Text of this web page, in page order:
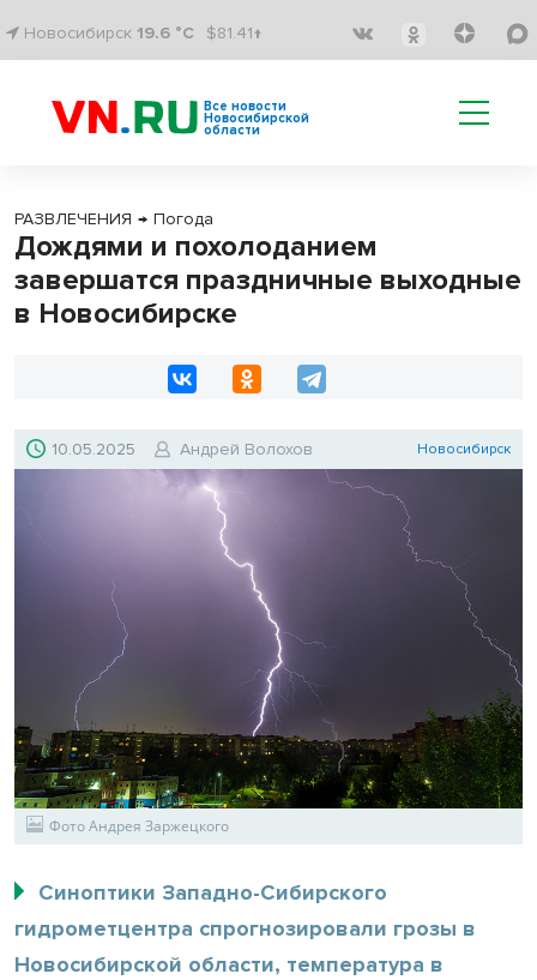
Новосибирск 19.6 °C $81.41↑
Все новости
Новосибирской
области
РАЗВЛЕЧЕНИЯ → Погода
Дождями и похолоданием
завершатся праздничные выходные
в Новосибирске
10.05.2025 Андрей Волохов Новосибирск
Фото Андрея Заржецкого
Синоптики Западно-Сибирского
гидрометцентра спрогнозировали грозы в
Новосибирской области, температура в